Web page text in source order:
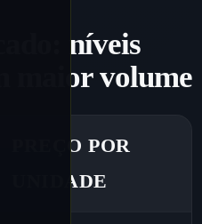
níveis
maior volume
PREÇO POR
UNIDADE